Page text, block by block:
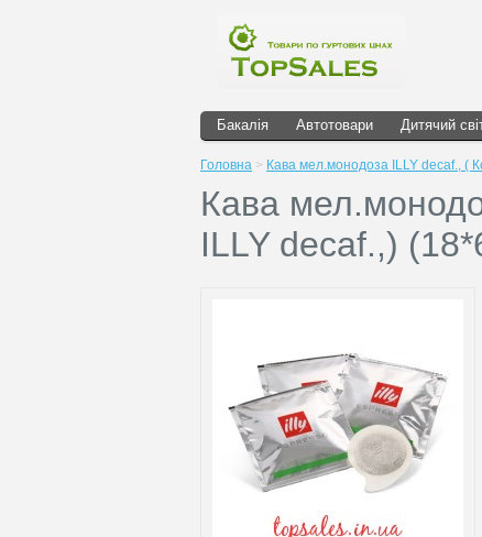
Бакалія Автотовари Дитячий
Головна > Кава мел.монодоза ILLY decaf., (
Кава
ILLY decaf.,)